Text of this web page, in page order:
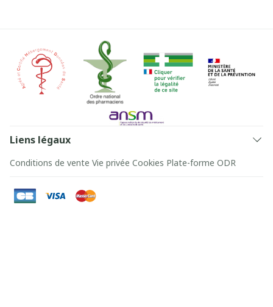
Liens légaux
Conditions de vente Vie privée Cookies Plate-forme ODR